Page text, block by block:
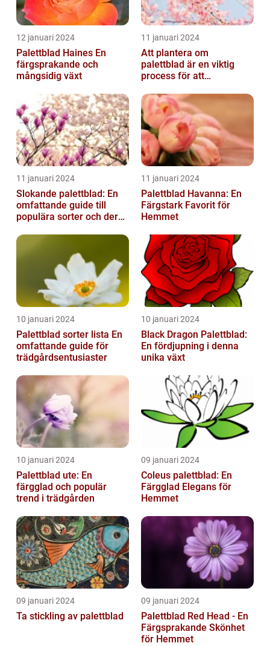
12 januari 2024
Palettblad Haines En
färgsprakande och
mångsidig växt
11 januari 2024
Att plantera om
palettblad är en viktig
process för att
överlevnad och tillväxt...
11 januari 2024
Slokande palettblad: En
omfattande guide till
populära sorter och deras
11 januari 2024
Palettblad Havanna: En
Färgstark Favorit för
Hemmet
10 januari 2024
Palettblad sorter lista En
omfattande guide för
trädgårdsentusiaster
10 januari 2024
Black Dragon Palettblad:
En fördjupning i denna
unika växt
10 januari 2024
Palettblad ute: En
färgglad och populär
trend i trädgården
09 januari 2024
Coleus palettblad: En
Färgglad Elegans för
Hemmet
09 januari 2024
Ta stickling av palettblad
09 januari 2024
Palettblad Red Head - En
Färgsprakande Skönhet
för Hemmet